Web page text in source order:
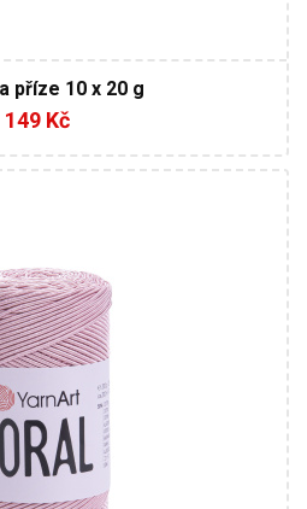
příze 10 x 20 g
149 Kč